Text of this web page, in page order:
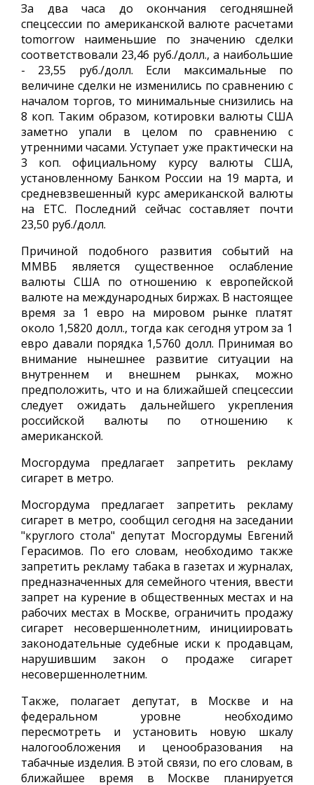
За два часа до окончания сегодняшней
спецсессии по американской валюте расчетами
tomorrow наименьшие по значению сделки
соответствовали 23,46 руб./долл., а наибольшие
- 23,55 руб./долл. Если максимальные по
величине сделки не изменились по сравнению с
началом торгов, то минимальные снизились на
8 коп. Таким образом, котировки валюты США
заметно упали в целом по сравнению с
утренними часами. Уступает уже практически на
3 коп. официальному курсу валюты США,
установленному Банком России на 19 марта, и
средневзвешенный курс американской валюты
на ЕТС. Последний сейчас составляет почти
23,50 руб./долл.
Причиной подобного развития событий на
ММВБ является существенное ослабление
валюты США по отношению к европейской
валюте на международных биржах. В настоящее
время за 1 евро на мировом рынке платят
около 1,5820 долл., тогда как сегодня утром за 1
евро давали порядка 1,5760 долл. Принимая во
внимание нынешнее развитие ситуации на
внутреннем и внешнем рынках, можно
предположить, что и на ближайшей спецсессии
следует ожидать дальнейшего укрепления
российской валюты по отношению к
американской.
Мосгордума предлагает запретить рекламу
сигарет в метро.
Мосгордума предлагает запретить рекламу
сигарет в метро, сообщил сегодня на заседании
"круглого стола" депутат Мосгордумы Евгений
Герасимов. По его словам, необходимо также
запретить рекламу табака в газетах и журналах,
предназначенных для семейного чтения, ввести
запрет на курение в общественных местах и на
рабочих местах в Москве, ограничить продажу
сигарет несовершеннолетним, инициировать
законодательные судебные иски к продавцам,
нарушившим закон о продаже сигарет
несовершеннолетним.
Также, полагает депутат, в Москве и на
федеральном уровне необходимо
пересмотреть и установить новую шкалу
налогообложения и ценообразования на
табачные изделия. В этой связи, по его словам, в
ближайшее время в Москве планируется